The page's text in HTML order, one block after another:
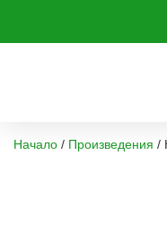
Начало / Произведения /